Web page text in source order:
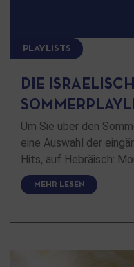
PLAYLISTS
DIE
Um Sie über den
eine Auswahl der
Hits, auf Hebräisch:
MEHR LESEN